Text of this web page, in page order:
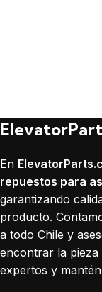
En
repuestos para
garantizando
producto.
a todo Chile y
encontrar la pieza
expertos y